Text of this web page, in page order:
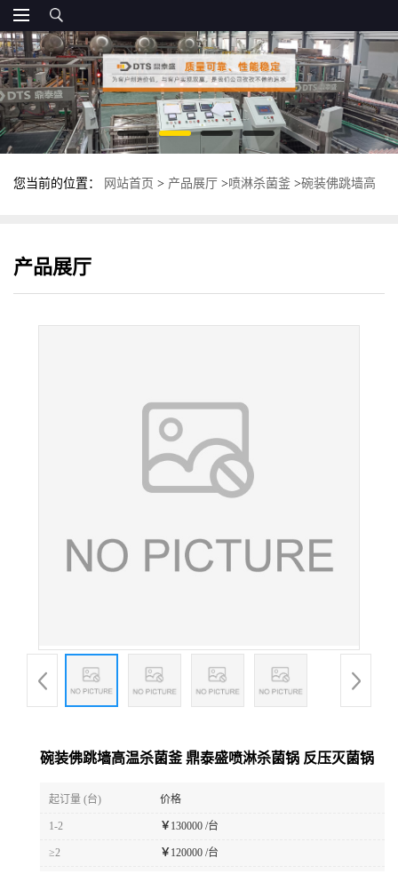
您当前的位置： 网站首页 > 产品展厅 >喷淋杀菌釜 >碗装佛跳墙高
产品展厅
碗装佛跳墙高温杀菌釜 鼎泰盛喷淋杀菌锅 反压灭菌锅
起订量 (台) 价格
1-2 ￥ 130000 /台
≥2 ￥ 120000 /台